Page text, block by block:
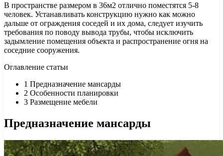
В пространстве размером в 36м2 отлично поместятся 5-8
человек. Устанавливать конструкцию нужно как можно
дальше от ограждения соседей и их дома, следует изучить
требования по поводу вывода трубы, чтобы исключить
задымление помещения объекта и распространение огня на
соседние сооружения.
Оглавление статьи
1 Предназначение мансарды
2 Особенности планировки
3 Размещение мебели
Предназначение мансарды